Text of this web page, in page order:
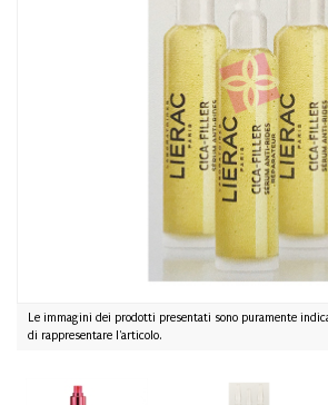
Le immagini dei prodotti presentati sono puramente
di rappresentare l'articolo.